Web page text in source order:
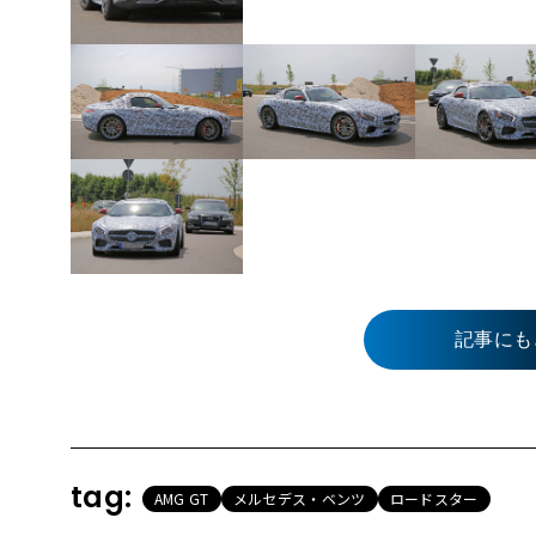
記事に
tag: AMG GT メルセデス・ベンツ ロードスター